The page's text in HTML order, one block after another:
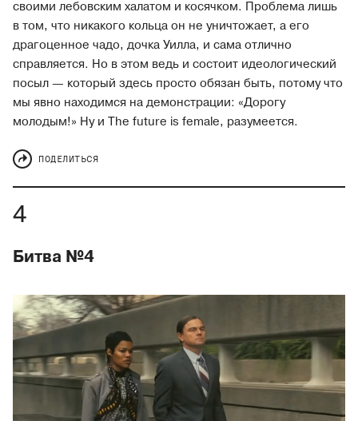
своими лебовским халатом и косячком. Проблема лишь
в том, что никакого кольца он не уничтожает, а его
драгоценное чадо, дочка Уилла, и сама отлично
справляется. Но в этом ведь и состоит идеологический
посыл — который здесь просто обязан быть, потому что
мы явно находимся на демонстрации: «Дорогу
молодым!» Ну и The future is female, разумеется.
ПОДЕЛИТЬСЯ
Битва №4